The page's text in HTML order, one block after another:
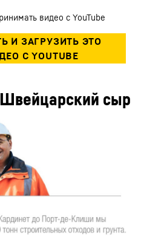
Швейцарский сыр